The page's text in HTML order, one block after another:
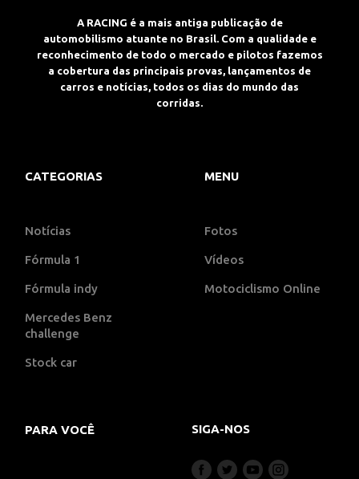
A RACING é a mais antiga publicação de
automobilismo atuante no Brasil. Com a qualidade e
reconhecimento de todo o mercado e pilotos fazemos
a cobertura das principais provas, lançamentos de
carros e notícias, todos os dias do mundo das
corridas.
CATEGORIAS
Notícias
Fórmula 1
Fórmula indy
Mercedes Benz
challenge
Stock car
MENU
Fotos
Vídeos
Motociclismo Online
PARA VOCÊ SIGA-NOS